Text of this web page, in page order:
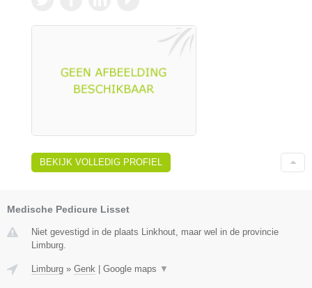
BEKIJK VOLLEDIG PROFIEL
Medische Pedicure Lisset
Niet gevestigd in de plaats Linkhout, maar wel in de provincie
Limburg.
Limburg » Genk Google maps ▼